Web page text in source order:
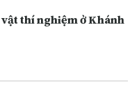
thí nghiệm ở Khánh